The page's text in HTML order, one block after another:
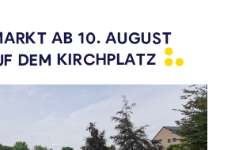
AB 10. AUGUST
DEM KIRCHPLATZ